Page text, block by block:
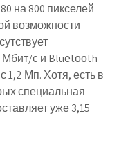
на 800 пикселей
возможности
Мбит/с и Bluеtооth
1,2 Мп. Хотя, есть в
специальная
уже 3,15